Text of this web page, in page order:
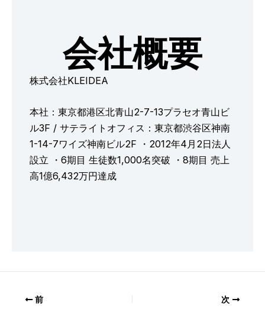
会社概要
株式会社KLEIDEA
本社：東京都港区北青山2-7-13プラセオ青山ビ
ル3F / サテライトオフィス：東京都渋谷区神南
1-14-7ワイズ神南ビル2F ・2012年4月2日法人
設立 ・6期目 生徒数1,000名突破 ・8期目 売上
高1億6,432万円達成
前 次